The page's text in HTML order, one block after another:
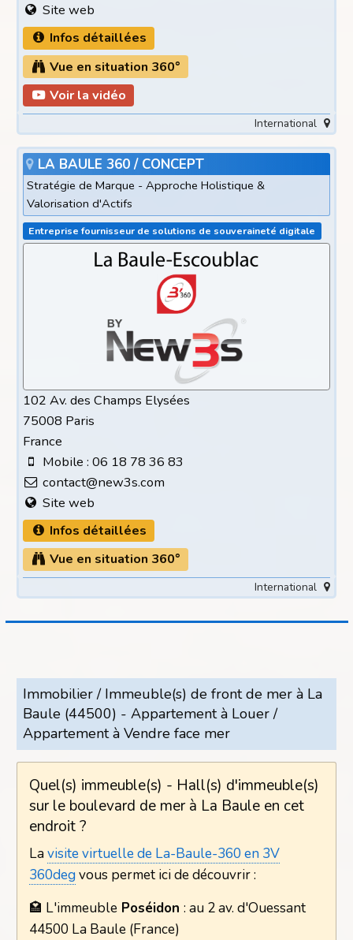
Site web
Infos détaillées
Vue en situation 360°
Voir la vidéo
International
LA BAULE 360 / CONCEPT
Stratégie de Marque - Approche Holistique &
Valorisation d'Actifs
Entreprise fournisseur de solutions de souveraineté digitale
102 Av. des Champs Elysées
75008 Paris
France
Mobile : 06 18 78 36 83
contact@new3s.com
Site web
Infos détaillées
Vue en situation 360°
International
Immobilier / Immeuble(s) de front de mer à La
Baule (44500) - Appartement à Louer /
Appartement à Vendre face mer
Quel(s) immeuble(s) - Hall(s) d'immeuble(s)
sur le boulevard de mer à La Baule en cet
endroit ?
Lavisite virtuelle de La-Baule-360 en 3V
360degvous permet ici de découvrir :
🏩 L'immeuble Poséidon: au 2 av. d'Ouessant
44500 La Baule (France)